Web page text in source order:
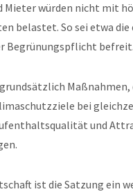
Mieter würden nicht mit
belastet. So sei etwa
Begrünungspflicht befreit.
Maßnahmen,
bei
und
ist die Satzung ein